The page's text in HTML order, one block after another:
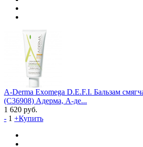
A-Derma Exomega D.E.F.I. Бальзам
(C36908) Адерма, А-де...
1 620 руб.
- 1 +Купить